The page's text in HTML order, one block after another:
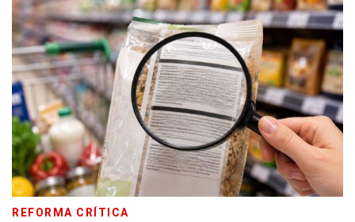
REFORMA CRÍTICA